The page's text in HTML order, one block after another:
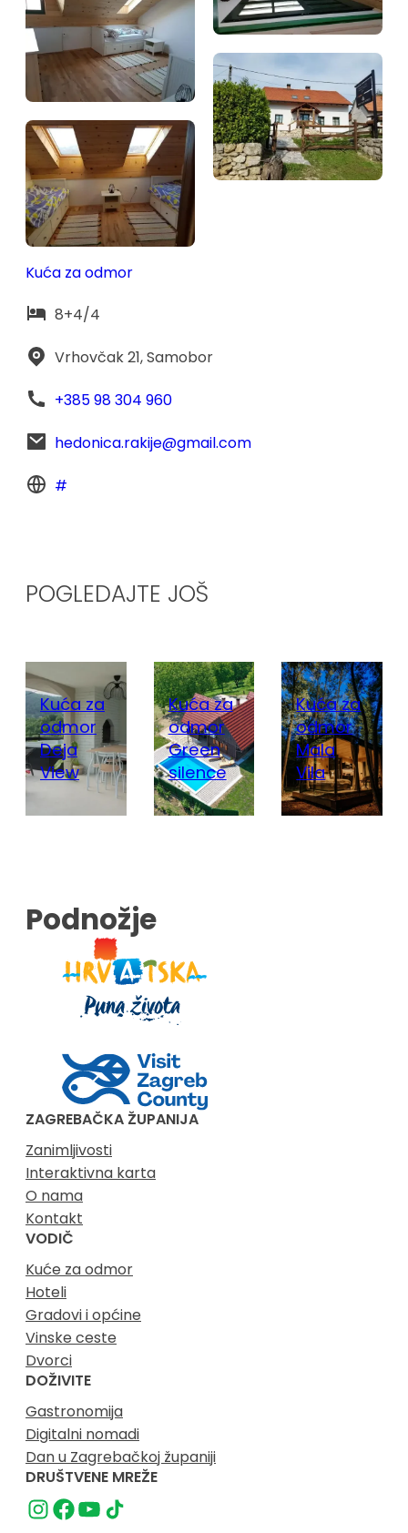
Kuća za odmor
8+4/4
Vrhovčak 21, Samobor
+385 98 304 960
hedonica.rakije@gmail.com
#
POGLEDAJTE JOŠ
Kuća za
odmor
Deja
View
Kuća za
odmor
Green
silence
Kuća za
odmor
Mala
Vila
Podnožje
ZAGREBAČKA ŽUPANIJA
Zanimljivosti
Interaktivna karta
O nama
Kontakt
VODIČ
Kuće za odmor
Hoteli
Gradovi i općine
Vinske ceste
Dvorci
DOŽIVITE
Gastronomija
Digitalni nomadi
Dan u Zagrebačkoj županiji
DRUŠTVENE MREŽE